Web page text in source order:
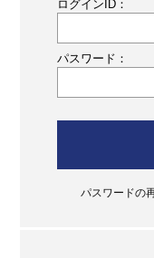
ログインID：
パスワード：
パスワードの